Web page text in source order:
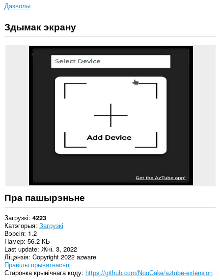
Дазволы
Гэта
пашырэнне
Здымак экрану
Пра пашырэньне
Загрузкі 4223
Катэгорыя Загрузкі
Вэрсія 1.2
Памер 56.2 КБ
Last update Жні. 3, 2022
Ліцэнзія Copyright 2022 azware
Правілы прыватнасьці
Старонка крынічнага коду https://github.com/NouCake/aztube-extension